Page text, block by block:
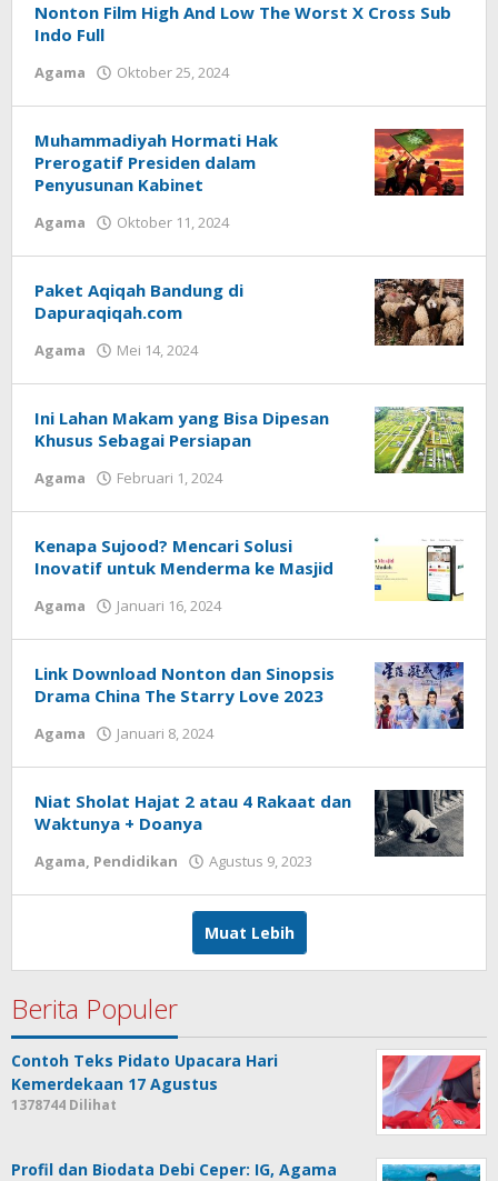
Nonton Film High And Low The Worst X Cross Sub
Indo Full
Agama Oktober 25, 2024
Muhammadiyah Hormati Hak
Prerogatif Presiden dalam
Penyusunan Kabinet
Agama Oktober 11, 2024
Paket Aqiqah Bandung di
Dapuraqiqah.com
Agama Mei 14, 2024
Ini Lahan Makam yang Bisa Dipesan
Khusus Sebagai Persiapan
Agama Februari 1, 2024
Kenapa Sujood? Mencari Solusi
Inovatif untuk Menderma ke Masjid
Agama Januari 16, 2024
Link Download Nonton dan Sinopsis
Drama China The Starry Love 2023
Agama Januari 8, 2024
Niat Sholat Hajat 2 atau 4 Rakaat dan
Waktunya + Doanya
Agama, Pendidikan Agustus 9, 2023
Muat Lebih
Berita Populer
Contoh Teks Pidato Upacara Hari
Kemerdekaan 17 Agustus
1378744 Dilihat
Profil dan Biodata Debi Ceper: IG, Agama